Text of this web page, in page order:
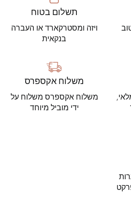
תשלום בטוח
ויזה ומסטרקארד או העברה
בנקאית
במלאי,
משלוח אקספרס
משלוח אקספרס משלוח על
ידי מוביל מיוחד
לקנות 1 פרקט